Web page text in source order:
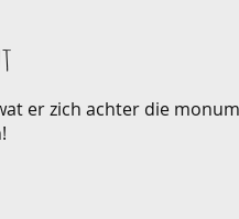
er zich achter die